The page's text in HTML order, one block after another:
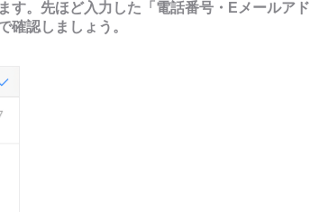
す。先ほど入力した「電話番号・Eメールア
確認しましょう。